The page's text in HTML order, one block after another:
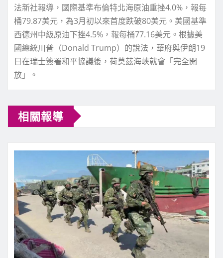
法新社報導，國際基準布倫特北海原油重挫4.0%，報每
桶79.87美元，為3月初以來首度跌破80美元。美國基準
西德州中級原油下挫4.5%，報每桶77.16美元。根據美
國總統川普（Donald Trump）的說法，華府與伊朗19
日在瑞士簽署和平協議後，荷莫茲海峽就會「完全開
放」。
相關報導